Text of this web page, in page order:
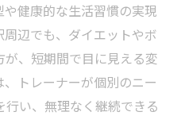
ソナルトレーニング体
女性の具体的な事例紹
のダイエット成功体験
健康的な生活習慣の実現
辺でも、ダイエットやボ
、短期間で目に見える変
トレーナーが個別のニー
い、無理なく継続できる